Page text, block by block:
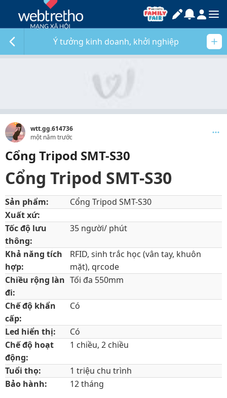
Ý tưởng kinh doanh, khởi nghiệp
wtt.gg.614736
một năm trước
Cổng Tripod SMT-S30
Cổng Tripod SMT-S30
Sản phẩm:
Cổng Tripod SMT-S30
Xuất xứ:
Tốc độ lưu
thông:
35 người/ phút
Khả năng tích
hợp:
RFID, sinh trắc học (vân tay, khuôn
mặt), qrcode
Chiều rộng làn
đi:
Tối đa 550mm
Chế độ khẩn
cấp:
Có
Led hiển thị:
Có
Chế độ hoạt
động:
1 chiều, 2 chiều
Tuổi thọ:
1 triệu chu trình
Bảo hành:
12 tháng